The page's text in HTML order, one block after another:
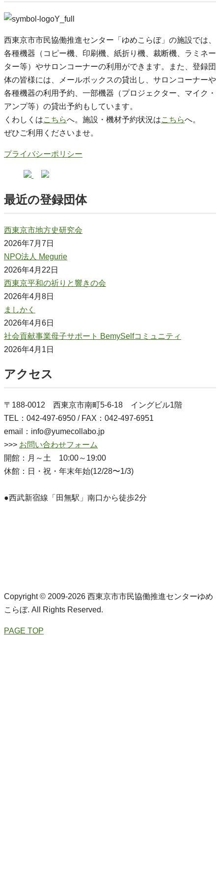
西東京市市民協働推進センター「ゆめこらぼ」の施設では、
各種機器（コピー機、印刷機、紙折り機、裁断機、ラミネー
ター等）やサロンコーナーの利用ができます。また、登録団
体の皆様には、メールボックスの貸出し、サロンコーナーや
各種機器の利用予約、一部機器（プロジェクター、マイク・
アンプ等）の貸出予約もしています。
くわしくはこちらへ。施設・機材予約状況はこちらへ。
ぜひご利用くださいませ。
プライバシーポリシー
最近の登録団体
西東京市地方史研究会
2026年7月7日
NPO法人 Megurie
2026年4月22日
西東京平和の祈りと響きの会
2026年4月8日
ましかく
2026年4月6日
社会貢献事業母子サポート BemySelfコミュニティ
2026年4月1日
アクセス
〒188-0012 西東京市南町5-6-18 イングビル1階
TEL：042-497-6950 / FAX：042-497-6951
email：info@yumecollabo.jp
>>> お問い合わせフォーム
開館：月～土 10:00～19:00
休館：日・祝・年末年始(12/28〜1/3)
●西武新宿線「田無駅」南口から徒歩2分
Copyright © 2009-2026 西東京市市民協働推進センターゆめ
こらぼ. All Rights Reserved.
PAGE TOP